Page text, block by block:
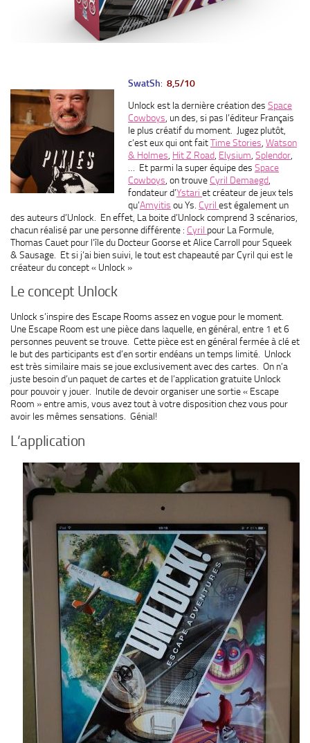
SwatSh: 8,5/10
Unlock est la dernière création des Space
Cowboys , un des, si pas l’éditeur Français
le plus créatif du moment. Jugez plutôt,
c’est eux qui ont faitTime Stories Watson
& Holmes Hit Z Road Elysium Splendor
… Et parmi la super équipe des Space
Cowboys , on trouve Cyril Demaegd
fondateur d’Ystari et créateur de jeux tels
qu’Amyitis ou Ys. Cyril est également un
des auteurs d’Unlock. En effet, La boite d’Unlock comprend 3 scénarios,
chacun réalisé par une personne différente : Cyril pour La Formule,
Thomas Cauet pour l’île du Docteur Goorse et Alice Carroll pour Squeek
& Sausage. Et si j’ai bien suivi, le tout est chapeauté par Cyril qui est le
créateur du concept « Unlock »
Le concept Unlock
Unlock s’inspire des Escape Rooms assez en vogue pour le moment.
Une Escape Room est une pièce dans laquelle, en général, entre 1 et 6
personnes peuvent se trouve. Cette pièce est en général fermée à clé et
le but des participants est d’en sortir endéans un temps limité. Unlock
est très similaire mais se joue exclusivement avec des cartes. On n’a
juste besoin d’un paquet de cartes et de l’application gratuite Unlock
pour pouvoir y jouer. Inutile de devoir organiser une sortie « Escape
Room » entre amis, vous avez tout à votre disposition chez vous pour
avoir les mêmes sensations. Génial!
L’application